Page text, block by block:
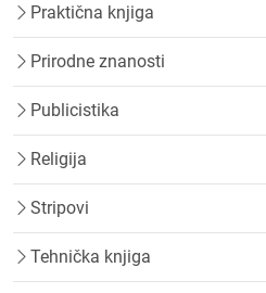
Praktična knjiga
Prirodne znanosti
Publicistika
Religija
Stripovi
Tehnička knjiga